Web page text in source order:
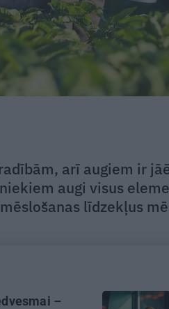
arī augiem ir
augi visus
līdzekļus
–